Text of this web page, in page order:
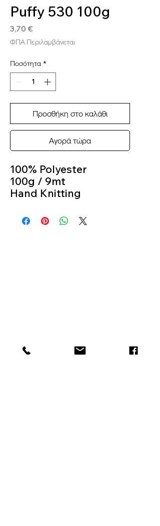
Puffy 530 100g
3,70 €
ΦΠΑ Περιλαμβάνεται
Ποσότητα *
Προσθήκη στο καλάθι
Αγορά τώρα
100% Polyester
100g / 9mt
Hand Knitting